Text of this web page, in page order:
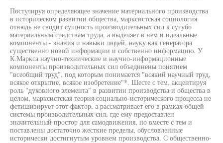
Постулируя определяющее значение материального производства
в историческом развитии общества, марксистская социология
отнюдь не сводит сущность производительных сил к сугубо
материальным средствам труда, а выделяет в нем и идеальные
компоненты - знания и навыки людей, науку как генератора
существенно новой информации и собственно информацию. У
К.Маркса научно-технические и научно-информационные
компоненты производительных сил объединены понятием
"всеобщий труд", под которым понимается "всякий научный труд,
всякое открытие, всякое изобретение"*. Шесте с тем, акцентируя
роль "духовного элемента" в развитии производства и общества в
целом, марксистская теория социально-исторического процесса не
фетишизирует этот фактор, а рассматривает его в рамках общей
системы производительных сил, где ему предоставлен
значительный простор для самодвижения, но вместе с тем и
поставлены достаточно жесткие пределы, обусловленные
исторически достигнутым уровнем производства. С общественно-